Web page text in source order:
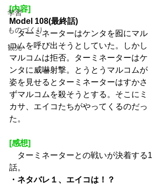
学習
ものづくり
観光
[内容]
Model 108(最終話)
ターミネーターはケンタを囮にマル
コムを呼び出そうとしていた。しかし
マルコムは拒否。ターミネーターはケ
ンタに威嚇射撃。とうとうマルコムが
姿を見せるとターミネーターはすかさ
ずマルコムを殺そうとする。そこにミ
カサ、エイコたちがやってくるのだっ
た。
[感想]
ターミネーターとの戦いが決着する1
話。
・ネタバレ１、エイコは！？